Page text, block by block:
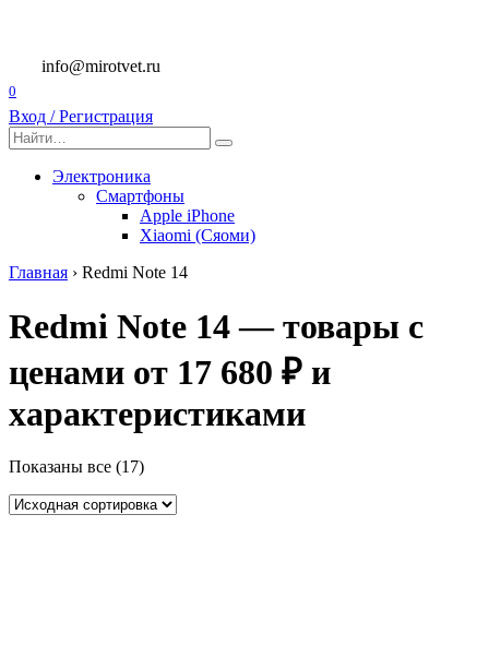
содержанию
info@mirotvet.ru
0
Вход / Регистрация
Search
for:
Электроника
Смартфоны
Apple iPhone
Xiaomi (Сяоми)
Главная › Redmi Note 14
Redmi Note 14 — товары с
ценами от 17 680 ₽ и
характеристиками
Показаны все (17)